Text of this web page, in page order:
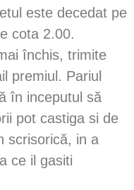
este decedat pe
cota 2.00.
închis, trimite
premiul. Pariul
în inceputul să
pot castiga si de
scrisorică, in a
ce il gasiti